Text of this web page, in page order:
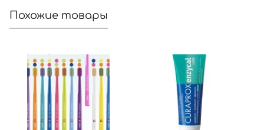
Похожие товары
Войти с помощью e-mail